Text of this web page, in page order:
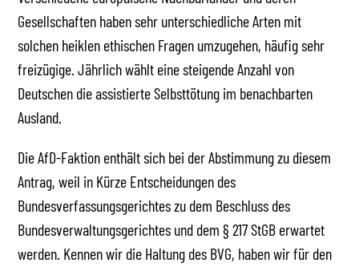
Gesellschaften haben sehr unterschiedliche Arten mit
solchen heiklen ethischen Fragen umzugehen, häufig sehr
freizügige. Jährlich wählt eine steigende Anzahl von
Deutschen die assistierte Selbsttötung im benachbarten
Ausland.
Die AfD-Faktion enthält sich bei der Abstimmung zu diesem
Antrag, weil in Kürze Entscheidungen des
Bundesverfassungsgerichtes zu dem Beschluss des
Bundesverwaltungsgerichtes und dem § 217 StGB erwartet
werden. Kennen wir die Haltung des BVG, haben wir für den